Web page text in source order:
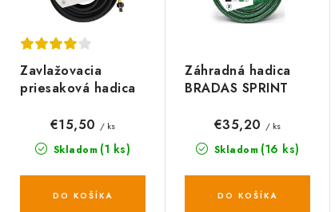
i
e
p
Zavlažovacia
priesaková hadica
DROP 1/2", 30 m
Skladom (1 ks)
€15,50 / ks
DO KOŠÍKA
Záhradná hadica
BRADAS SPRINT
nepriehľadná
zelenáSkladom (16 ks)
€35,20 / ks
DO KOŠÍKA